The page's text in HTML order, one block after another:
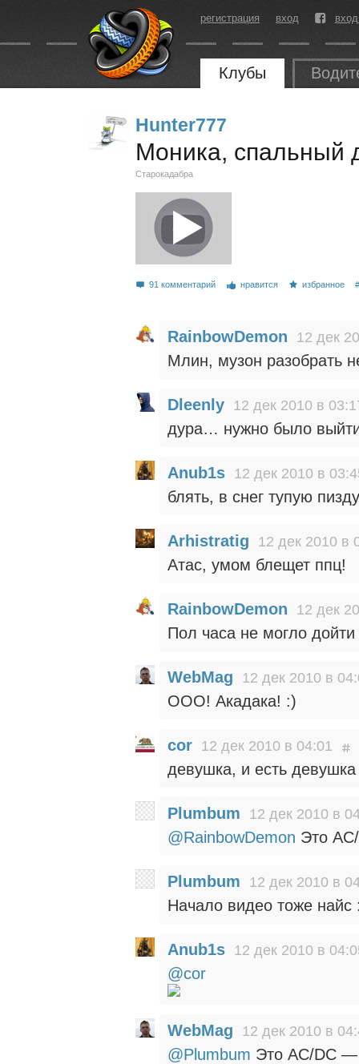
регистрация вход
Клубы
Hunter777
Моника, спальный
Старокадабра
91 комментарий нравится избранное
RainbowDemon 12 дек
Млин, музон разобрать
Dleenly 12 дек 2010 в
дура… нужно было выйти
Anub1s 12 дек 2010 в
блять, в снег тупую
Arhistratig 12 дек 2010 в
Атас, умом блещет ппц!
RainbowDemon 12 дек
Пол часа не могло
WebMag 12 дек 2010 в
ООО! Акадака! :)
cor 12 дек 2010 в 04:01
девушка, и есть
Plumbum 12 дек 2010 в
@RainbowDemon Это
Plumbum 12 дек 2010 в
Начало видео тоже найс
Anub1s 12 дек 2010 в
@cor
WebMag 12 дек 2010 в
@Plumbum Это AC/DC